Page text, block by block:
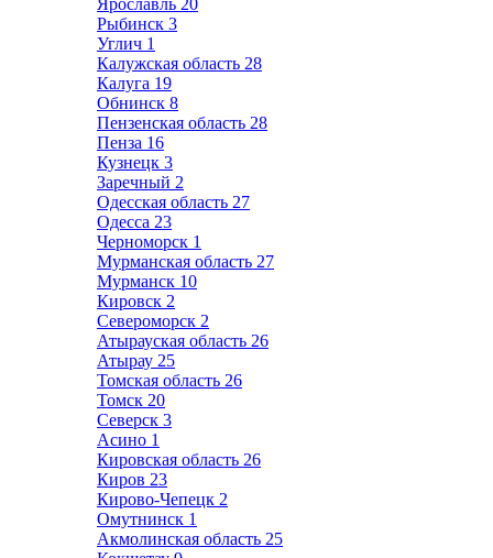
Ярославль 20
Рыбинск 3
Углич 1
Калужская область 28
Калуга 19
Обнинск 8
Пензенская область 28
Пенза 16
Кузнецк 3
Заречный 2
Одесская область 27
Одесса 23
Черноморск 1
Мурманская область 27
Мурманск 10
Кировск 2
Североморск 2
Атырауская область 26
Атырау 25
Томская область 26
Томск 20
Северск 3
Асино 1
Кировская область 26
Киров 23
Кирово-Чепецк 2
Омутнинск 1
Акмолинская область 25